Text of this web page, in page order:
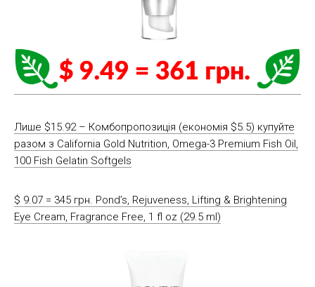
Лише $15.92 – Комбопропозиція (економія $5.5) купуйте
разом з California Gold Nutrition, Omega-3 Premium Fish Oil,
100 Fish Gelatin Softgels
$ 9.07 = 345 грн. Pond’s, Rejuveness, Lifting & Brightening
Eye Cream, Fragrance Free, 1 fl oz (29.5 ml)